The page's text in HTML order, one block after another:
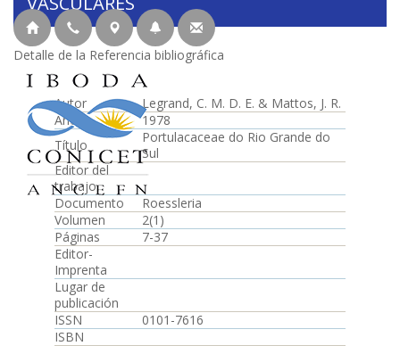
Detalle de la Referencia bibliográfica
Autor
Legrand, C. M. D. E. & Mattos, J. R.
Año
1978
Título
Portulacaceae do Rio Grande do
Sul
Editor del
trabajo
Documento
Roessleria
Volumen
2(1)
Páginas
7-37
Editor-
Imprenta
Lugar de
publicación
ISSN
0101-7616
ISBN